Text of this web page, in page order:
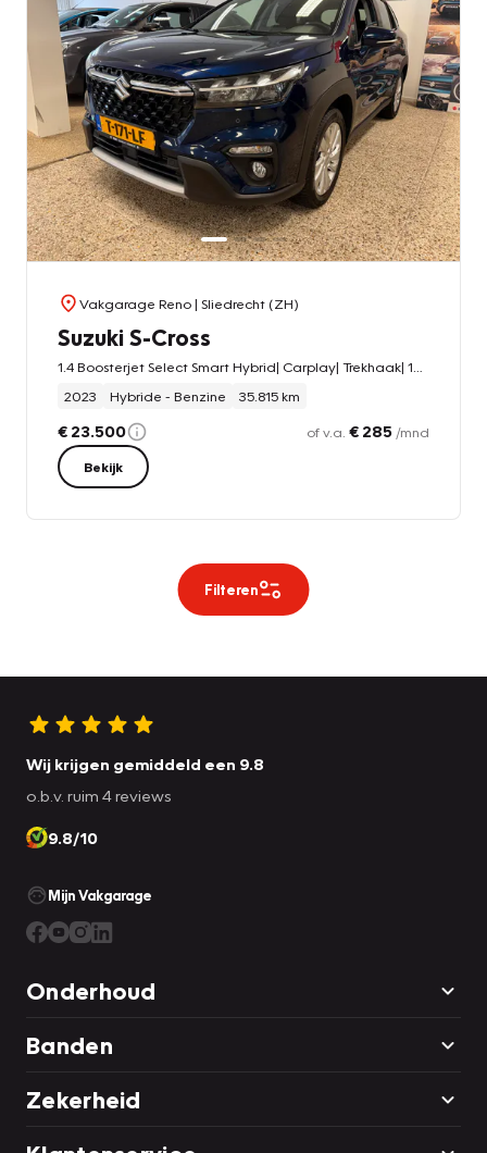
Vakgarage Reno| Sliedrecht (ZH)
Suzuki S-Cross
2023
Hybride - Benzine 35.815 km
€ 23.500 of v.a. € 285 /mnd
Bekijk
Filteren
Wij krijgen gemiddeld een 9.8
o.b.v. ruim 4 reviews
9.8/10
Mijn Vakgarage
Onderhoud
Banden
Zekerheid